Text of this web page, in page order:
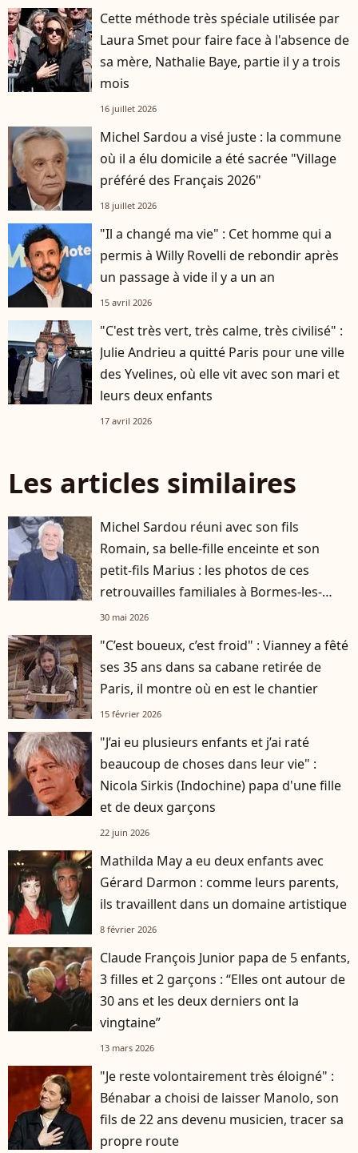
Cette méthode très spéciale utilisée par
Laura Smet pour faire face à l'absence de
sa mère, Nathalie Baye, partie il y a trois
mois
16 juillet 2026
Michel Sardou a visé juste : la commune
où il a élu domicile a été sacrée "Village
préféré des Français 2026"
18 juillet 2026
"Il a changé ma vie" : Cet homme qui a
permis à Willy Rovelli de rebondir après
un passage à vide il y a un an
15 avril 2026
"C'est très vert, très calme, très civilisé" :
Julie Andrieu a quitté Paris pour une ville
des Yvelines, où elle vit avec son mari et
leurs deux enfants
17 avril 2026
Les articles similaires
Michel Sardou réuni avec son fils
Romain, sa belle-fille enceinte et son
petit-fils Marius : les photos de ces
retrouvailles familiales à Bormes-les-
Mimosas
30 mai 2026
"C’est boueux, c’est froid" : Vianney a fêté
ses 35 ans dans sa cabane retirée de
Paris, il montre où en est le chantier
15 février 2026
"J’ai eu plusieurs enfants et j’ai raté
beaucoup de choses dans leur vie" :
Nicola Sirkis (Indochine) papa d'une fille
et de deux garçons
22 juin 2026
Mathilda May a eu deux enfants avec
Gérard Darmon : comme leurs parents,
ils travaillent dans un domaine artistique
8 février 2026
Claude François Junior papa de 5 enfants,
3 filles et 2 garçons : “Elles ont autour de
30 ans et les deux derniers ont la
vingtaine”
13 mars 2026
"Je reste volontairement très éloigné" :
Bénabar a choisi de laisser Manolo, son
fils de 22 ans devenu musicien, tracer sa
propre route